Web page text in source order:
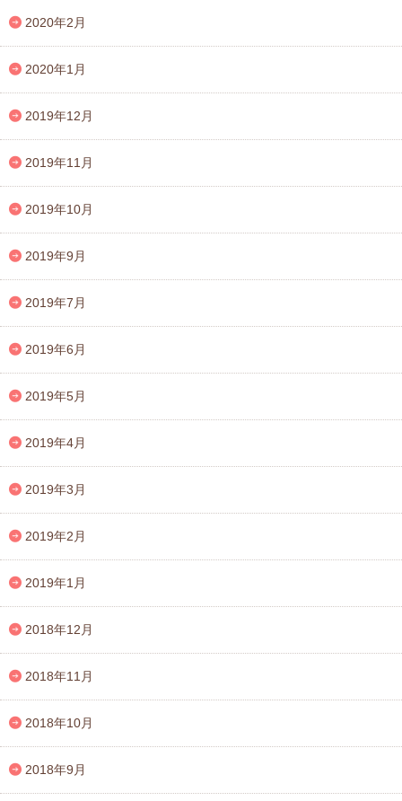
2020年2月
2020年1月
2019年12月
2019年11月
2019年10月
2019年9月
2019年7月
2019年6月
2019年5月
2019年4月
2019年3月
2019年2月
2019年1月
2018年12月
2018年11月
2018年10月
2018年9月